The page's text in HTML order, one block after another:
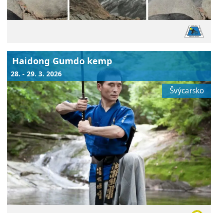
Haidong Gumdo kemp
28. - 29. 3. 2026
Švýcarsko